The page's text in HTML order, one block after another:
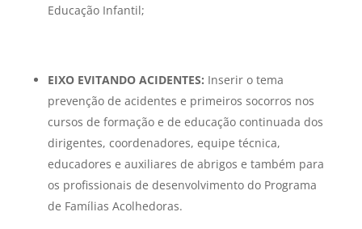
Educação Infantil;
EIXO EVITANDO ACIDENTES: Inserir o tema
prevenção de acidentes e primeiros socorros nos
cursos de formação e de educação continuada dos
dirigentes, coordenadores, equipe técnica,
educadores e auxiliares de abrigos e também para
os profissionais de desenvolvimento do Programa
de Famílias Acolhedoras.